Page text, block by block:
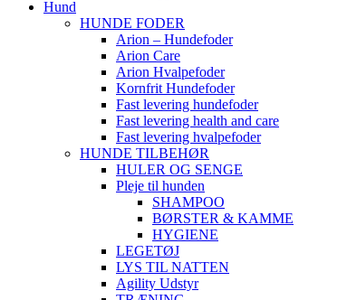
Hund
HUNDE FODER
Arion – Hundefoder
Arion Care
Arion Hvalpefoder
Kornfrit Hundefoder
Fast levering hundefoder
Fast levering health and care
Fast levering hvalpefoder
HUNDE TILBEHØR
HULER OG SENGE
Pleje til hunden
SHAMPOO
BØRSTER & KAMME
HYGIENE
LEGETØJ
LYS TIL NATTEN
Agility Udstyr